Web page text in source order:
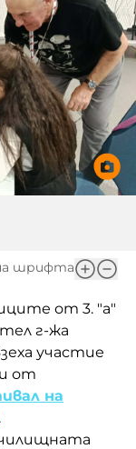
шрифта
от 3. "а"
г-жа
участие
от
на
.